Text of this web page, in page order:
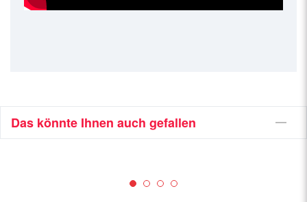
Das könnte Ihnen auch gefallen